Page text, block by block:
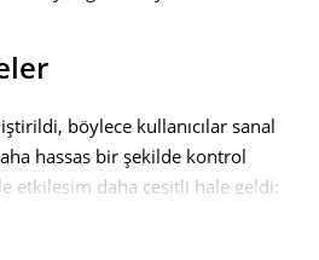
böylece kullanıcılar sanal
hassas bir şekilde kontrol
etkileşim daha çeşitli hale geldi:
çalmak ve polisten kaçmakla